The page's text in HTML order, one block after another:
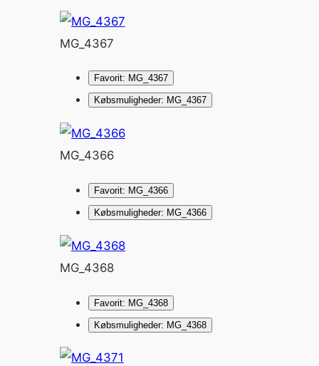
MG_4367
Favorit: MG_4367
Købsmuligheder: MG_4367
MG_4366
Favorit: MG_4366
Købsmuligheder: MG_4366
MG_4368
Favorit: MG_4368
Købsmuligheder: MG_4368